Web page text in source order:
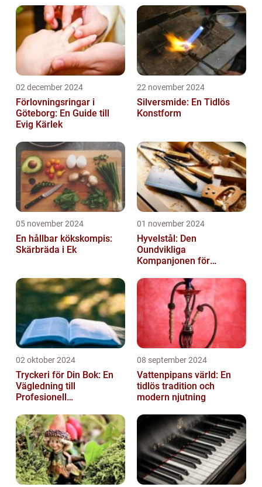
02 december 2024
Förlovningsringar i
Göteborg: En Guide till
Evig Kärlek
22 november 2024
Silversmide: En Tidlös
Konstform
05 november 2024
En hållbar kökskompis:
Skärbräda i Ek
01 november 2024
Hyvelstål: Den
Oundvikliga
Kompanjonen för
02 oktober 2024
Tryckeri för Din Bok: En
Vägledning till
Profesionell
08 september 2024
Vattenpipans värld: En
tidlös tradition och
modern njutning